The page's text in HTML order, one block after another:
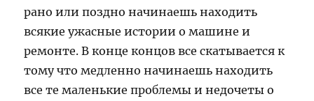
рано или поздно начинаешь находить
всякие ужасные истории о машине и
ремонте. В конце концов все скатывается к
тому что медленно начинаешь находить
все те маленькие проблемы и недочеты о